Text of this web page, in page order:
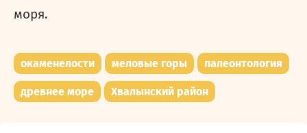
моря.
окаменелости меловые горы палеонтология
древнее море Хвалынский район